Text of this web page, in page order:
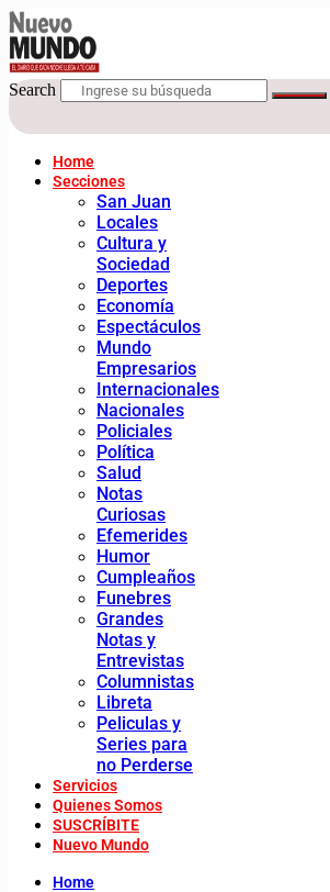
Search
Home
Secciones
San Juan
Locales
Cultura y
Sociedad
Deportes
Economía
Espectáculos
Mundo
Empresarios
Internacionales
Nacionales
Policiales
Política
Salud
Notas
Curiosas
Efemerides
Humor
Cumpleaños
Funebres
Grandes
Notas y
Entrevistas
Columnistas
Libreta
Peliculas y
Series para
no Perderse
Servicios
Quienes Somos
SUSCRÍBITE
Nuevo Mundo
Home